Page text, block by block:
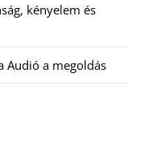
kényelem és
Audió a megoldás